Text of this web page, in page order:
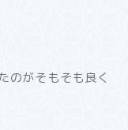
のがそもそも良く